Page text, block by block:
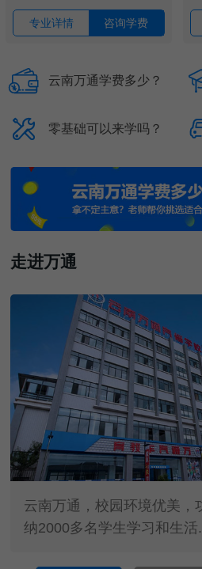
专业详情 咨询学费
 云南万通学费多少？
 零基础可以来学吗？
走进万通
云南万通，校园环境优美，
纳2000多名学生学习和生活